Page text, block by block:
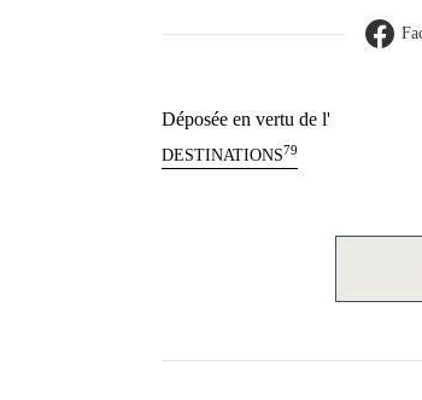
Déposée en vertu de l'
DESTINATIONS79